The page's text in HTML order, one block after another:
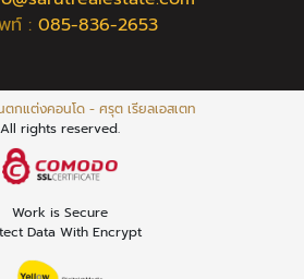
ท์ : 085-836-2653
ตกแต่งคอนโด - ศรุต เรียลเอสเตท
All rights reserved.
Work is Secure
Data With Encrypt